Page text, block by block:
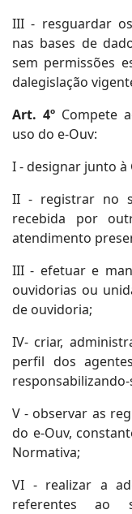
III - resguardar
nas bases de
sem permissões
dalegislação
Art. 4ºCompete
uso do e-Ouv:
I - designar junto à
II - registrar no
recebida por
atendimento
III - efetuar e
ouvidorias ou
de ouvidoria;
IV- criar,
perfil dos
V - observar as
do e-Ouv,
Normativa;
VI - realizar a
referentes ao